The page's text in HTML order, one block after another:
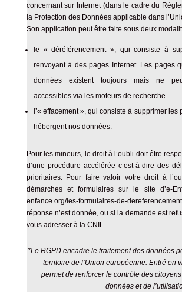
concernant sur Internet (dans le cadre du
la Protection des Données applicable dans
Son application peut être faite sous deux
le « déréférencement », qui consiste à
renvoyant à des pages Internet. Les pages
données existent toujours mais ne
accessibles via les moteurs de recherche.
l’« effacement », qui consiste à supprimer les
hébergent nos données.
Pour les mineurs, le droit à l’oubli doit être
d’une procédure accélérée c’est-à-dire des
prioritaires. Pour faire valoir votre droit à
démarches et formulaires sur le site d’e-
enfance.org/les-formulaires-de-
réponse n’est donnée, ou si la demande est
vous adresser à la CNIL.
*Le RGPD encadre le traitement des données
territoire de l’Union européenne. Entré en
permet de renforcer le contrôle des
données et de